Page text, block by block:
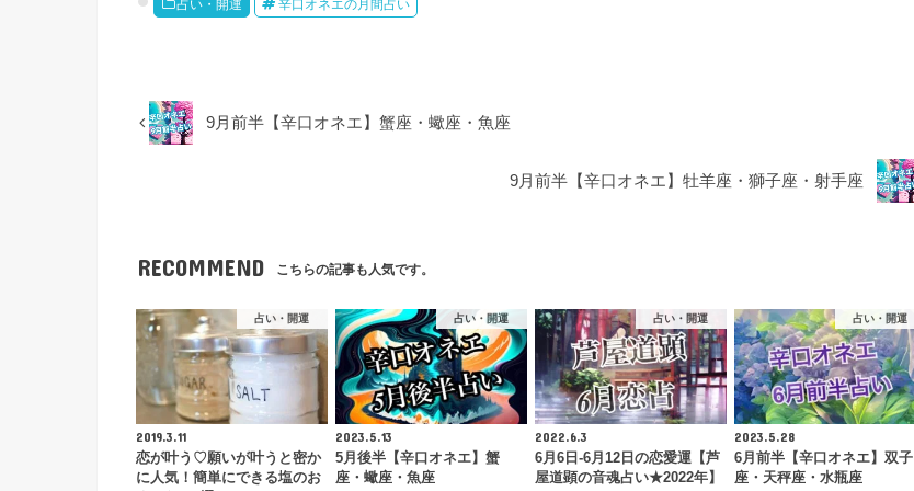
占い・開運 辛口オネエの月間占い
9月前半【辛口オネエ】蟹座・蠍座・魚座
9月前半【辛口オネエ】牡羊座・獅子座・射手座
RECOMMEND こちらの記事も人気です。
占い・開運
2019.3.11
恋が叶う♡願いが叶うと密か
に人気！簡単にできる塩のお
占い・開運
2023.5.13
5月後半【辛口オネエ】蟹
座・蠍座・魚座
占い・開運
2022.6.3
6月6日-6月12日の恋愛運【芦
屋道顕の音魂占い★2022年】
占い・開運
2023.5.28
6月前半【辛口オネエ】双子
座・天秤座・水瓶座